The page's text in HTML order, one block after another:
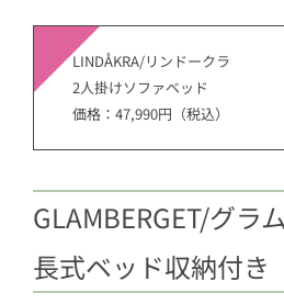
2.13ジンジャークッ
LINDÅKRA/リンドークラ
2人掛けソファベッド
価格：47,990円（税込）
GLAMBERGET/グラ
長式ベッド収納付き